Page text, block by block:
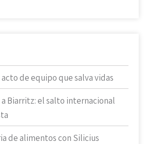
acto de equipo que salva vidas
a Biarritz: el salto internacional
de alimentos con Silicius